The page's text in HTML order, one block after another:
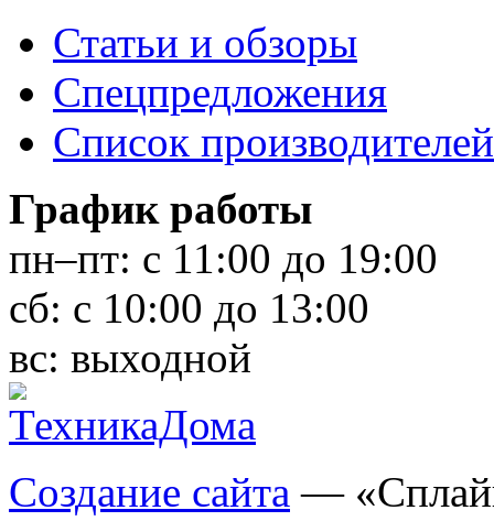
Статьи и обзоры
Спецпредложения
Список производителей
График работы
пн–пт: с 11:00 до 19:00
сб: с 10:00 до 13:00
вс: выходной
Создание сайта —